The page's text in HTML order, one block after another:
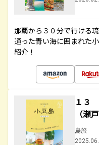
那覇から３０分で行ける
通った青い海に囲まれた
紹介！
１３
（
島旅